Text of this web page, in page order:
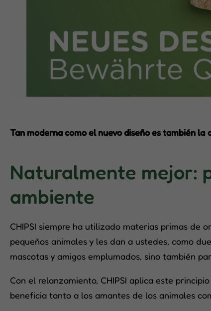
Tan moderna como el nuevo diseño es también la
Naturalmente mejor:
ambiente
CHIPSI siempre ha utilizado materias primas de
pequeños animales y les dan a ustedes, como
mascotas y amigos emplumados, sino también
Con el relanzamiento, CHIPSI aplica este
beneficia tanto a los amantes de los animales